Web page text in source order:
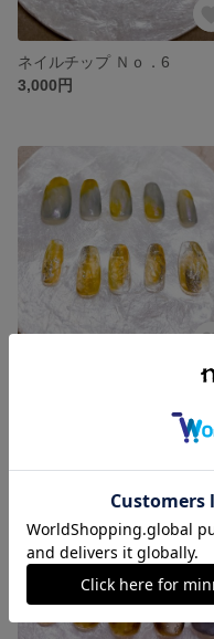
ネイルチップ Ｎｏ．6
3,000円